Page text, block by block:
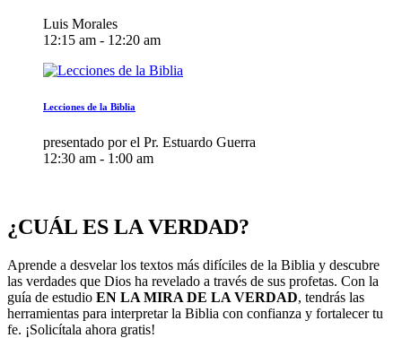
Luis Morales
12:15 am - 12:20 am
Lecciones de la Biblia
presentado por el Pr. Estuardo Guerra
12:30 am - 1:00 am
¿CUÁL ES LA VERDAD?
Aprende a desvelar los textos más difíciles de la Biblia y descubre
las verdades que Dios ha revelado a través de sus profetas. Con la
guía de estudio EN LA MIRA DE LA VERDAD, tendrás las
herramientas para interpretar la Biblia con confianza y fortalecer tu
fe. ¡Solicítala ahora gratis!